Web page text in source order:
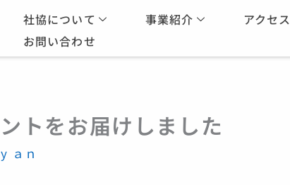
社協について 事業紹介 アクセス
お問い合わせ
トをお届けしました
ａｎ